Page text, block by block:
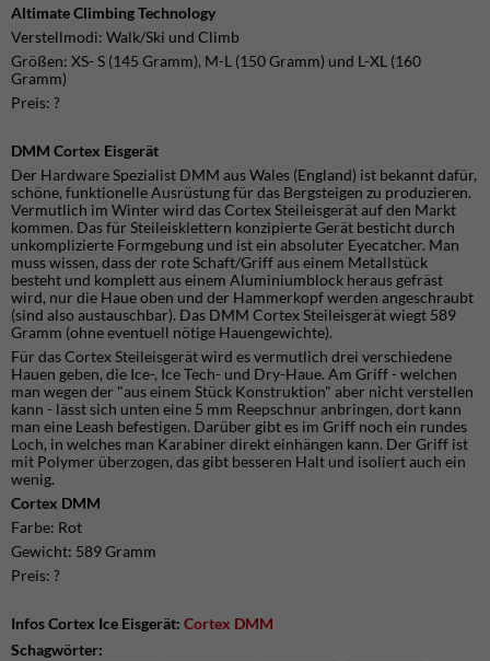
Altimate Climbing Technology
Verstellmodi: Walk/Ski und Climb
Größen: XS- S (145 Gramm), M-L (150 Gramm) und L-XL (160
Gramm)
Preis: ?
DMM Cortex Eisgerät
Der Hardware Spezialist DMM aus Wales (England) ist bekannt dafür,
schöne, funktionelle Ausrüstung für das Bergsteigen zu produzieren.
Vermutlich im Winter wird das Cortex Steileisgerät auf den Markt
kommen. Das für Steileisklettern konzipierte Gerät besticht durch
unkomplizierte Formgebung und ist ein absoluter Eyecatcher. Man
muss wissen, dass der rote Schaft/Griff aus einem Metallstück
besteht und komplett aus einem Aluminiumblock heraus gefräst
wird, nur die Haue oben und der Hammerkopf werden angeschraubt
(sind also austauschbar). Das DMM Cortex Steileisgerät wiegt 589
Gramm (ohne eventuell nötige Hauengewichte).
Für das Cortex Steileisgerät wird es vermutlich drei verschiedene
Hauen geben, die Ice-, Ice Tech- und Dry-Haue. Am Griff - welchen
man wegen der "aus einem Stück Konstruktion" aber nicht verstellen
kann - lässt sich unten eine 5 mm Reepschnur anbringen, dort kann
man eine Leash befestigen. Darüber gibt es im Griff noch ein rundes
Loch, in welches man Karabiner direkt einhängen kann. Der Griff ist
mit Polymer überzogen, das gibt besseren Halt und isoliert auch ein
wenig.
Cortex DMM
Farbe: Rot
Gewicht: 589 Gramm
Preis: ?
Infos Cortex Ice Eisgerät: Cortex DMM
Schagwörter: